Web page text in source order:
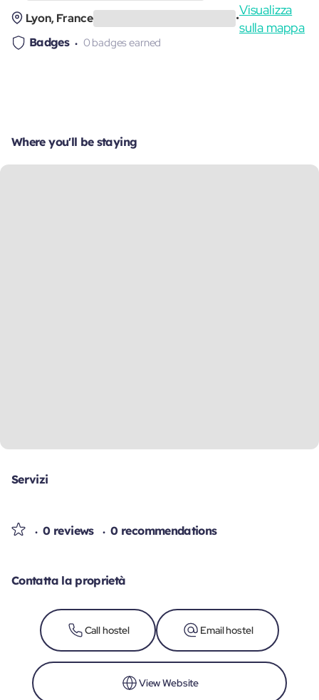
Lyon, France •
Visualizza
sulla mappa
Badges 0 badges earned
Where you'll be staying
Servizi
0 reviews 0 recommendations
Contatta la proprietà
Call hostel Email hostel
View Website